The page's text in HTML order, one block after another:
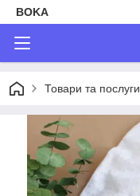
BOKA
Товари та послуги